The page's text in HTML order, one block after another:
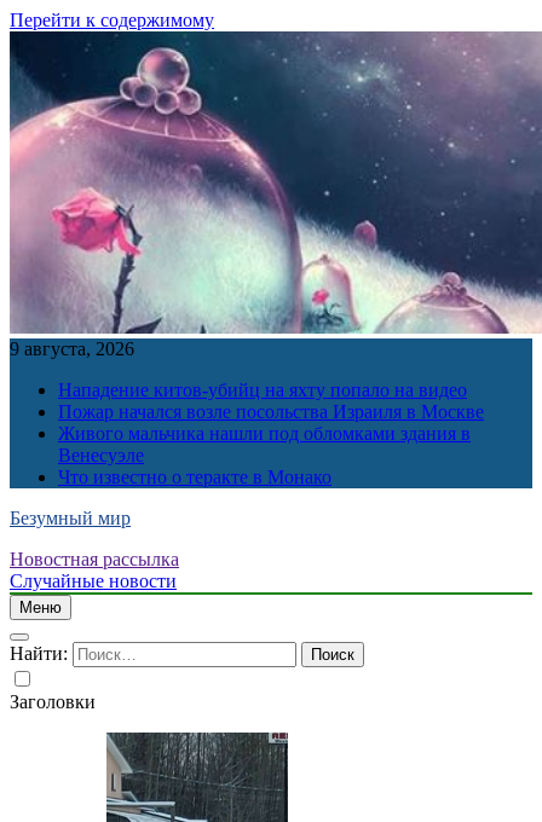
Перейти к содержимому
9 августа, 2026
Нападение китов-убийц на яхту попало на видео
Пожар начался возле посольства Израиля в Москве
Живого мальчика нашли под обломками здания в
Венесуэле
Что известно о теракте в Монако
Безумный мир
Новостная рассылка
Случайные новости
Меню
Найти:
Заголовки